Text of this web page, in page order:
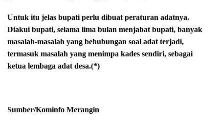
Untuk itu jelas bupati perlu dibuat peraturan adatnya.
Diakui bupati, selama lima bulan menjabat bupati, banyak
masalah-masalah yang behubungan soal adat terjadi,
termasuk masalah yang menimpa kades sendiri, sebagai
ketua lembaga adat desa.(*)
Sumber/Kominfo Merangin